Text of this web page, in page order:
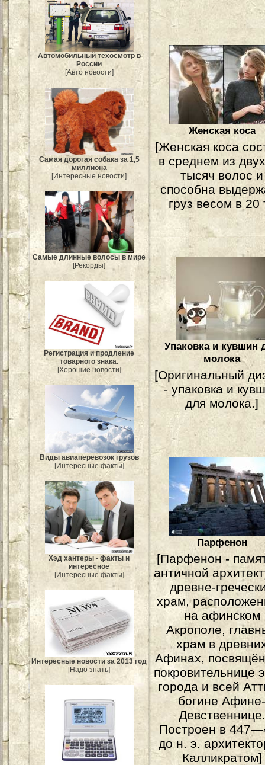
Автомобильный техосмотр в
России
[Авто новости]
Самая дорогая собака за 1,5
миллиона
[Интересные новости]
Самые длинные волосы в мире
[Рекорды]
Регистрация и продление
товарного знака.
[Хорошие новости]
Виды авиаперевозок грузов
[Интересные факты]
Хэд хантеры - факты и
интересное
[Интересные факты]
Интересные новости за 2013 год
[Надо знать]
Женская коса
[Женская коса
в среднем из
тысяч волос и
способна
груз весом в 20
Упаковка и кувшин
молока
[Оригинальный
- упаковка и
для молока.]
Парфенон
[Парфенон -
античной
древне-
храм,
на афинском
Акрополе,
храм в
Афинах,
покровительнице
города и всей
богине
Девственнице.
Построен в
до н. э.
Калликратом]